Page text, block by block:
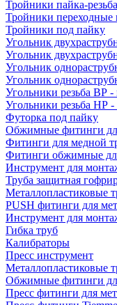
Тройники пайка-резьба
Тройники переходные
Тройники под пайку
Угольник
Угольник
Угольник
Угольник
Угольники резьба ВР -
Угольники резьба НР -
Футорка под пайку
Обжимные фитинги
Фитинги для медной
Фитинги обжимные
Инструмент для
Труба защитная
Металлопластиковые
PUSH фитинги для
Инструмент для
Гибка труб
Калибраторы
Пресс инструмент
Металлопластиковые
Обжимные фитинги
Пресс фитинги для